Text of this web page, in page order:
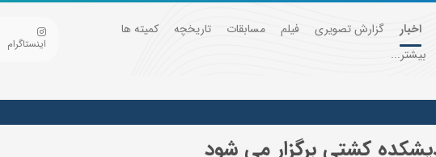
اخبار گزارش تصویری فیلم مسابقات تاریخچه
کمیته ها
بیشتر...
اینستاگرام